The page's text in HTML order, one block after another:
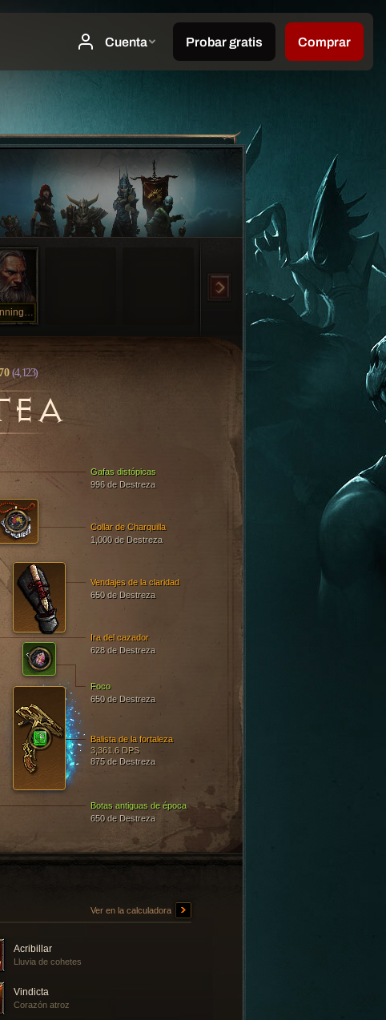
RunningMan
(4,123)
Gafas distópicas
996 de Destreza
Botas antiguas de época
650 de Destreza
Vendajes de la claridad
650 de Destreza
Balista de la fortaleza
3,361.6 DPS
875 de Destreza
Ira del cazador
628 de Destreza
Foco
650 de Destreza
Collar de Charquilla
1,000 de Destreza
Ver en la calculadora
Acribillar
Lluvia de cohetes
Vindicta
Corazón atroz